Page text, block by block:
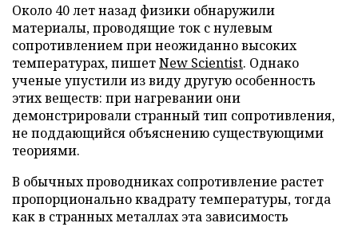
Около 40 лет назад физики обнаружили
материалы, проводящие ток с нулевым
сопротивлением при неожиданно высоких
температурах, пишетNew Scientist. Однако
ученые упустили из виду другую особенность
этих веществ: при нагревании они
демонстрировали странный тип сопротивления,
не поддающийся объяснению существующими
теориями.
В обычных проводниках сопротивление растет
пропорционально квадрату температуры, тогда
как в странных металлах эта зависимость